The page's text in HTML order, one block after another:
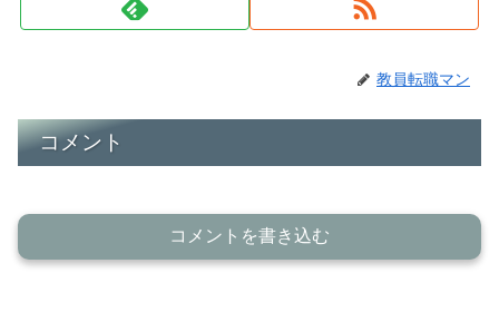
教員転職マン
コメント
コメントを書き込む